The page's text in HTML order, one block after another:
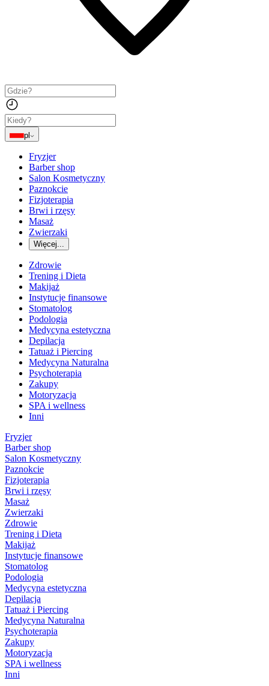
pl
Fryzjer
Barber shop
Salon Kosmetyczny
Paznokcie
Fizjoterapia
Brwi i rzęsy
Masaż
Zwierzaki
Więcej...
Zdrowie
Trening i Dieta
Makijaż
Instytucje finansowe
Stomatolog
Podologia
Medycyna estetyczna
Depilacja
Tatuaż i Piercing
Medycyna Naturalna
Psychoterapia
Zakupy
Motoryzacja
SPA i wellness
Inni
Fryzjer
Barber shop
Salon Kosmetyczny
Paznokcie
Fizjoterapia
Brwi i rzęsy
Masaż
Zwierzaki
Zdrowie
Trening i Dieta
Makijaż
Instytucje finansowe
Stomatolog
Podologia
Medycyna estetyczna
Depilacja
Tatuaż i Piercing
Medycyna Naturalna
Psychoterapia
Zakupy
Motoryzacja
SPA i wellness
Inni